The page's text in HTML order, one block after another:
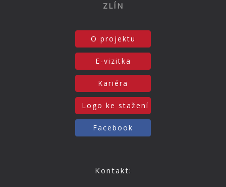
ZLÍN
O projektu
E-vizitka
Kariéra
Logo ke stažení
Facebook
Kontakt: